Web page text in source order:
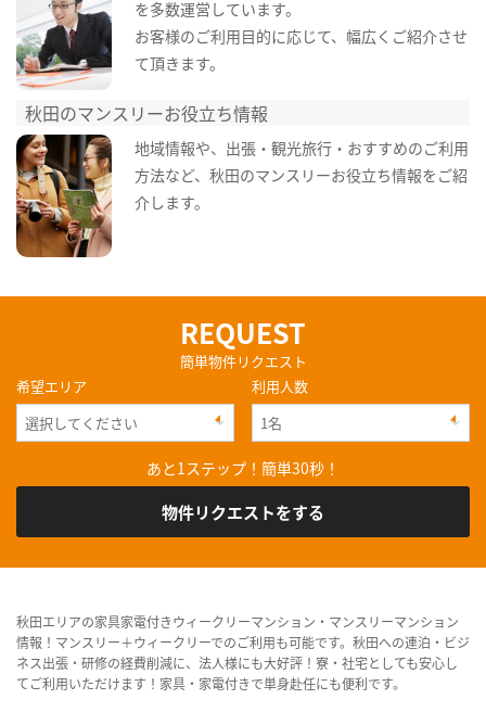
を多数運営しています。
お客様のご利用目的に応じて、幅広くご紹介させ
て頂きます。
秋田のマンスリーお役立ち情報
地域情報や、出張・観光旅行・おすすめのご利用
方法など、秋田のマンスリーお役立ち情報をご紹
介します。
REQUEST
簡単物件リクエスト
希望エリア
利用人数
あと1ステップ！簡単30秒！
物件リクエストをする
秋田エリアの家具家電付きウィークリーマンション・マンスリーマンション
情報！マンスリー＋ウィークリーでのご利用も可能です。秋田への連泊・ビジ
ネス出張・研修の経費削減に、法人様にも大好評！寮・社宅としても安心し
てご利用いただけます！家具・家電付きで単身赴任にも便利です。